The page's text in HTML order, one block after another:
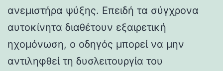
ανεμιστήρα ψύξης. Επειδή τα σύγχρονα
αυτοκίνητα διαθέτουν εξαιρετική
ηχομόνωση, ο οδηγός μπορεί να μην
αντιληφθεί τη δυσλειτουργία του